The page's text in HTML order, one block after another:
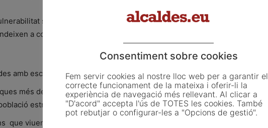
s’expliquen per la combinació de factors socials,
a concentrar-se en determinats territoris. En particular,
amb escassetat d’espais verds
més desfavorides (rendes baixes, menor proporció de població
estrangera)
que viuen en habitatges relativament antics (del 1951 al 1980)
Consentiment sobre cookies
Fem servir cookies al nostre lloc web per a garantir el
correcte funcionament de la mateixa i oferir-li la
experiència de navegació més rellevant. Al clicar a
"D'acord" accepta l'ús de TOTES les cookies. També
pot rebutjar o configurar-les a "Opcions de gestió".